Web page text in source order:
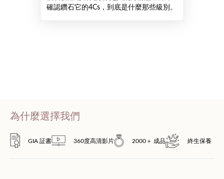
確認鑽石它的4Cs，到底是什麼那些級別。
為什麼選擇我們
GIA 証書 360度高清影片 2000＋ 成品 終生保養